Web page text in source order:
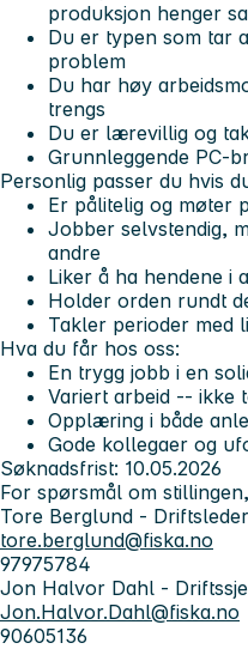
produksjon henger
Du er typen som tar
problem
Du har høy
trengs
Du er lærevillig og
Grunnleggende
Personlig passer du hvis
Er pålitelig og møter
Jobber selvstendig,
andre
Liker å ha hendene i
Holder orden rundt
Takler perioder med
Hva du får hos oss:
En trygg jobb i en
Variert arbeid -- ikke
Opplæring i både
Gode kollegaer og
Søknadsfrist: 10.05.2026
For spørsmål om
Tore Berglund -
tore.berglund@fiska.no
97975784
Jon Halvor Dahl -
Jon.Halvor.Dahl@fiska.no
90605136